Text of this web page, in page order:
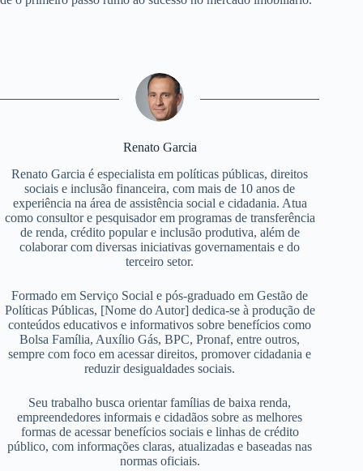
Renato Garcia
Renato Garcia é especialista em políticas públicas, direitos
sociais e inclusão financeira, com mais de 10 anos de
experiência na área de assistência social e cidadania. Atua
como consultor e pesquisador em programas de transferência
de renda, crédito popular e inclusão produtiva, além de
colaborar com diversas iniciativas governamentais e do
terceiro setor.
Formado em Serviço Social e pós-graduado em Gestão de
Políticas Públicas, [Nome do Autor] dedica-se à produção de
conteúdos educativos e informativos sobre benefícios como
Bolsa Família, Auxílio Gás, BPC, Pronaf, entre outros,
sempre com foco em acessar direitos, promover cidadania e
reduzir desigualdades sociais.
Seu trabalho busca orientar famílias de baixa renda,
empreendedores informais e cidadãos sobre as melhores
formas de acessar benefícios sociais e linhas de crédito
público, com informações claras, atualizadas e baseadas nas
normas oficiais.